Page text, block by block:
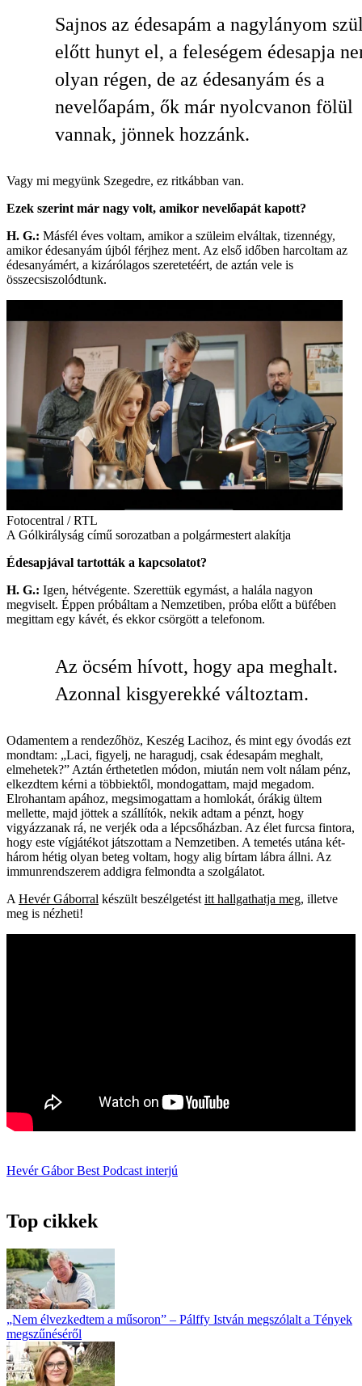
Sajnos az édesapám a nagylányom
előtt hunyt el, a feleségem édesapja
olyan régen, de az édesanyám és a
nevelőapám, ők már nyolcvanon fölül
vannak, jönnek hozzánk.
Vagy mi megyünk Szegedre, ez ritkábban van.
Ezek szerint már nagy volt, amikor nevelőapát kapott?
H. G.: Másfél éves voltam, amikor a szüleim elváltak, tizennégy,
amikor édesanyám újból férjhez ment. Az első időben harcoltam az
édesanyámért, a kizárólagos szeretetéért, de aztán vele is
összecsiszolódtunk.
Fotocentral / RTL
A Gólkirályság című sorozatban a polgármestert alakítja
Édesapjával tartották a kapcsolatot?
H. G.: Igen, hétvégente. Szerettük egymást, a halála nagyon
megviselt. Éppen próbáltam a Nemzetiben, próba előtt a büfében
megittam egy kávét, és ekkor csörgött a telefonom.
Az öcsém hívott, hogy apa meghalt.
Azonnal kisgyerekké változtam.
Odamentem a rendezőhöz, Keszég Lacihoz, és mint egy óvodás ezt
mondtam: „Laci, figyelj, ne haragudj, csak édesapám meghalt,
elmehetek?” Aztán érthetetlen módon, miután nem volt nálam pénz,
elkezdtem kérni a többiektől, mondogattam, majd megadom.
Elrohantam apához, megsimogattam a homlokát, órákig ültem
mellette, majd jöttek a szállítók, nekik adtam a pénzt, hogy
vigyázzanak rá, ne verjék oda a lépcsőházban. Az élet furcsa fintora,
hogy este vígjátékot játszottam a Nemzetiben. A temetés utána két-
három hétig olyan beteg voltam, hogy alig bírtam lábra állni. Az
immunrendszerem addigra felmondta a szolgálatot.
A Hevér Gáborral készült beszélgetést itt hallgathatja meg, illetve
meg is nézheti!
Hevér GáborBest Podcast interjú
Top cikkek
„Nem élvezkedtem a műsoron” – Pálffy István megszólalt a Tények
megszűnéséről